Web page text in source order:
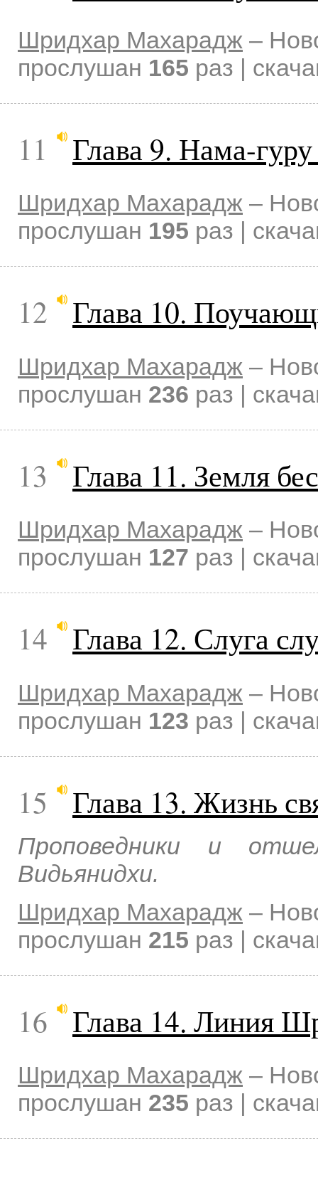
Шридхар Махарадж –
прослушан 165 раз |
11 Глава 9. Нама-
Шридхар Махарадж –
прослушан 195 раз |
12 Глава 10.
Шридхар Махарадж –
прослушан 236 раз |
13 Глава 11. Земля
Шридхар Махарадж –
прослушан 127 раз |
14 Глава 12. Слуга
Шридхар Махарадж –
прослушан 123 раз |
15 Глава 13. Жизнь
Проповедники и
Видьянидхи.
Шридхар Махарадж –
прослушан 215 раз |
16 Глава 14. Линия
Шридхар Махарадж –
прослушан 235 раз |